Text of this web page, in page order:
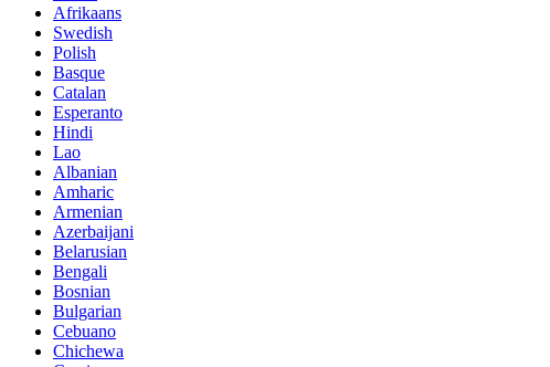
Afrikaans
Swedish
Polish
Basque
Catalan
Esperanto
Hindi
Lao
Albanian
Amharic
Armenian
Azerbaijani
Belarusian
Bengali
Bosnian
Bulgarian
Cebuano
Chichewa